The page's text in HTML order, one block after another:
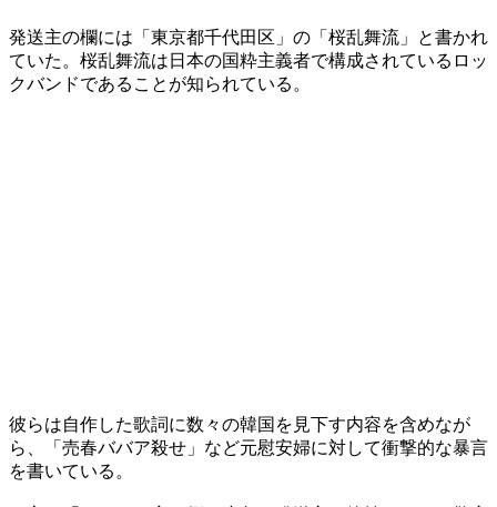
発送主の欄には「東京都千代田区」の「桜乱舞流」と書かれ
ていた。桜乱舞流は日本の国粋主義者で構成されているロッ
クバンドであることが知られている。
彼らは自作した歌詞に数々の韓国を見下す内容を含めなが
ら、「売春ババア殺せ」など元慰安婦に対して衝撃的な暴言
を書いている。